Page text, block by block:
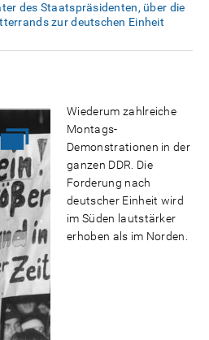
des Staatspräsidenten, über die
zur deutschen Einheit
Wiederum zahlreiche
Montags-
Demonstrationen in der
ganzen DDR. Die
Forderung nach
deutscher Einheit wird
im Süden lautstärker
erhoben als im Norden.